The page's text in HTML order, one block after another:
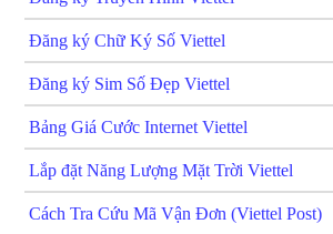
Đăng ký Chữ Ký Số Viettel
Đăng ký Sim Số Đẹp Viettel
Bảng Giá Cước Internet Viettel
Lắp đặt Năng Lượng Mặt Trời Viettel
Cách Tra Cứu Mã Vận Đơn (Viettel Post)